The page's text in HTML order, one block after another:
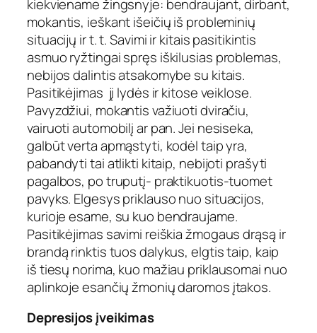
kiekviename žingsnyje: bendraujant, dirbant,
mokantis, ieškant išeičių iš probleminių
situacijų ir t. t. Savimi ir kitais pasitikintis
asmuo ryžtingai spręs iškilusias problemas,
nebijos dalintis atsakomybe su kitais.
Pasitikėjimas jį lydės ir kitose veiklose.
Pavyzdžiui, mokantis važiuoti dviračiu,
vairuoti automobilį ar pan. Jei nesiseka,
galbūt verta apmąstyti, kodėl taip yra,
pabandyti tai atlikti kitaip, nebijoti prašyti
pagalbos, po truputį- praktikuotis-tuomet
pavyks. Elgesys priklauso nuo situacijos,
kurioje esame, su kuo bendraujame.
Pasitikėjimas savimi reiškia žmogaus drąsą ir
brandą rinktis tuos dalykus, elgtis taip, kaip
iš tiesų norima, kuo mažiau priklausomai nuo
aplinkoje esančių žmonių daromos įtakos.
Depresijos įveikimas